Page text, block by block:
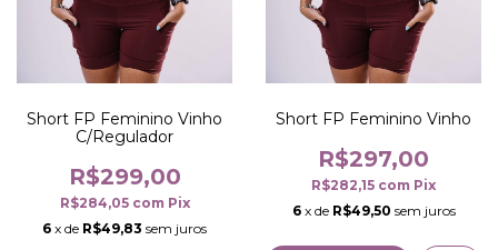
Short FP Feminino Vinho
C/Regulador
R$299,00
R$284,05 com Pix
6 x de R$49,83 sem juros
Short FP Feminino Vinho
R$297,00
R$282,15 com Pix
6 x de R$49,50 sem juros